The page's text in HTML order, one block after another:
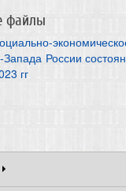
файлы
России
гг